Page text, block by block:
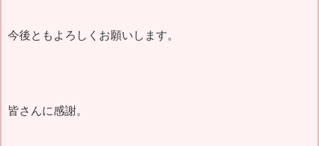
今後ともよろしくお願いします。
皆さんに感謝。